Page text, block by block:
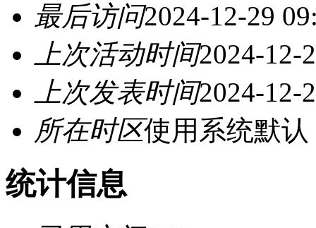
最后访问2024-12-29
上次活动时间2024-12-
上次发表时间2024-12-
所在时区使用系统默认
统计信息